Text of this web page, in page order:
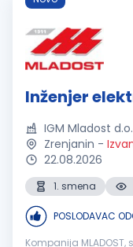
Inženjer
IGM Mladost
Zrenjanin -
22.08.2026
1. smena
POSLODAVAC
Kompanija